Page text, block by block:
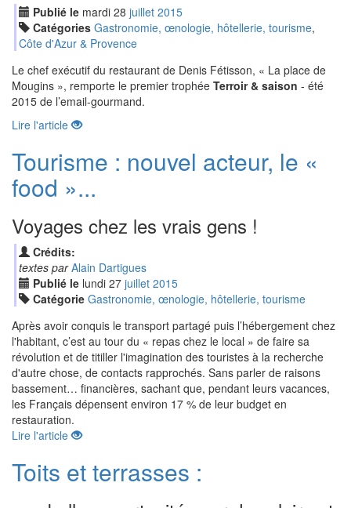
Publié le mardi 28 juillet 2015
Catégories Gastronomie, œnologie, hôtellerie, tourisme,
Côte d'Azur & Provence
Le chef exécutif du restaurant de Denis Fétisson, « La place de
Mougins », remporte le premier trophée Terroir & saison - été
2015 de l’email-gourmand.
Lire l'article
Tourisme : nouvel acteur, le «
food »...
Voyages chez les vrais gens !
Crédits:
textes par Alain Dartigues
Publié le lundi 27 juillet 2015
Catégorie Gastronomie, œnologie, hôtellerie, tourisme
Après avoir conquis le transport partagé puis l’hébergement chez
l'habitant, c’est au tour du « repas chez le local » de faire sa
révolution et de titiller l'imagination des touristes à la recherche
d'autre chose, de contacts rapprochés. Sans parler de raisons
bassement… financières, sachant que, pendant leurs vacances,
les Français dépensent environ 17 % de leur budget en
restauration.
Lire l'article
Toits et terrasses :